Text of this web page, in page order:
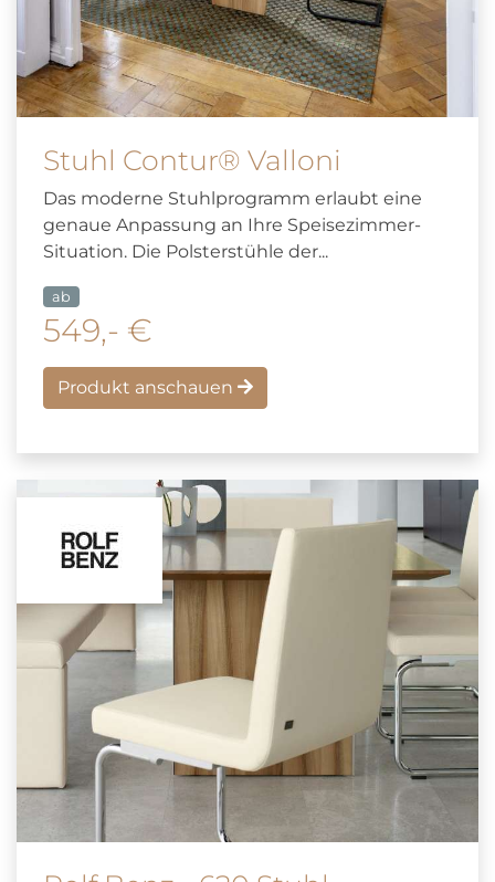
Stuhl Contur® Valloni
Das moderne Stuhlprogramm erlaubt eine
genaue Anpassung an Ihre Speisezimmer-
Situation. Die Polsterstühle der...
ab
549,- €
Produkt anschauen